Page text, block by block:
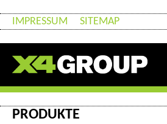
IMPRESSUM SITEMAP
PRODUKTE